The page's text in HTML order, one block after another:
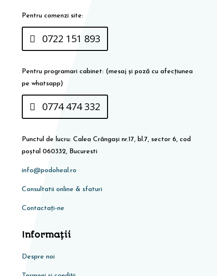
Pentru comenzi site:
0722 151 893
Pentru programari cabinet: (mesaj și poză cu afecțiunea
pe whatsapp)
0774 474 332
Punctul de lucru: Calea Crângași nr.17, bl.7, sector 6, cod
poștal 060332, Bucuresti
info@podoheal.ro
Consultatii online & sfaturi
Contactați-ne
Informaţii
Despre noi